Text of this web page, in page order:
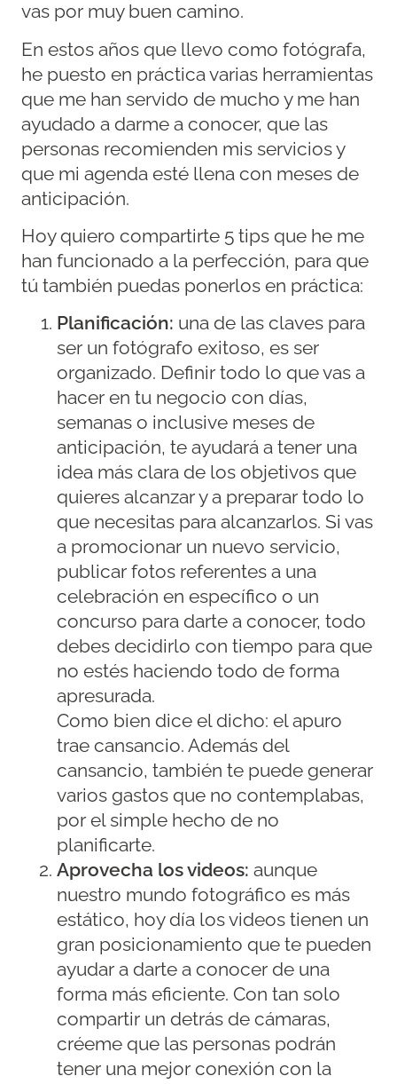
vas por muy buen camino.
En estos años que llevo como fotógrafa,
he puesto en práctica varias herramientas
que me han servido de mucho y me han
ayudado a darme a conocer, que las
personas recomienden mis servicios y
que mi agenda esté llena con meses de
anticipación.
Hoy quiero compartirte 5 tips que he me
han funcionado a la perfección, para que
tú también puedas ponerlos en práctica:
Planificación: una de las claves para
ser un fotógrafo exitoso, es ser
organizado. Definir todo lo que vas a
hacer en tu negocio con días,
semanas o inclusive meses de
anticipación, te ayudará a tener una
idea más clara de los objetivos que
quieres alcanzar y a preparar todo lo
que necesitas para alcanzarlos. Si vas
a promocionar un nuevo servicio,
publicar fotos referentes a una
celebración en específico o un
concurso para darte a conocer, todo
debes decidirlo con tiempo para que
no estés haciendo todo de forma
apresurada.
Como bien dice el dicho: el apuro
trae cansancio. Además del
cansancio, también te puede generar
varios gastos que no contemplabas,
por el simple hecho de no
planificarte.
Aprovecha los videos: aunque
nuestro mundo fotográfico es más
estático, hoy día los videos tienen un
gran posicionamiento que te pueden
ayudar a darte a conocer de una
forma más eficiente. Con tan solo
compartir un detrás de cámaras,
créeme que las personas podrán
tener una mejor conexión con la